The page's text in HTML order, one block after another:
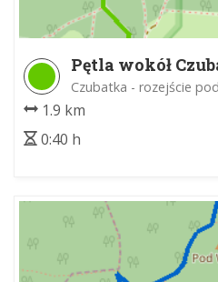
Pętla wokół
Czubatka - rozejście
1.9 km
0:40 h